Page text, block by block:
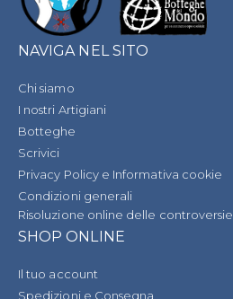
NAVIGA NEL SITO
Chi siamo
I nostri Artigiani
Botteghe
Scrivici
Privacy Policy e Informativa cookie
Condizioni generali
Risoluzione online delle controversie
SHOP ONLINE
Il tuo account
Spedizioni e Consegna